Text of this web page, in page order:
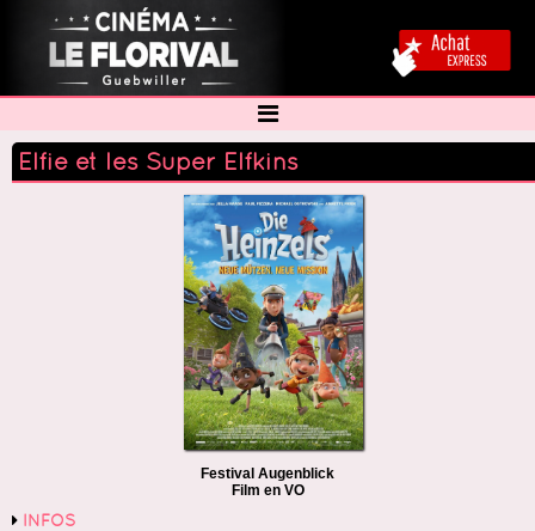
Elfie et les Super Elfkins
Festival Augenblick
Film en VO
INFOS